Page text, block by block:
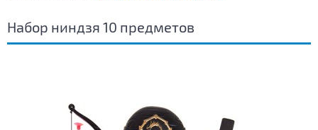
Набор ниндзя 10 предметов